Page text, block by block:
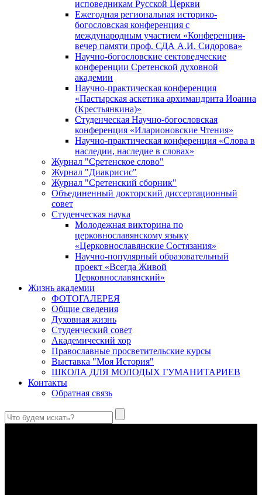
исповедникам Русской Церкви
Ежегодная региональная историко-
богословская конференция с
международным участием «Конференция-
вечер памяти проф. СДА А.И. Сидорова»
Научно-богословские сектоведческие
конференции Сретенской духовной
академии
Научно-практическая конференция
«Пастырская аскетика архимандрита Иоанна
(Крестьянкина)»
Студенческая Научно-богословская
конференция «Иларионовские Чтения»
Научно-практическая конференция «Cлова в
наследии, наследие в словах»
Журнал "Сретенское слово"
Журнал "Диакрисис"
Журнал "Сретенский сборник"
Объединенный докторский диссертационный
совет
Студенческая наука
Молодежная викторина по
церковнославянскому языку
«Церковнославянские Состязания»
Научно-популярный образовательный
проект «Всегда Живой
Церковнославянский»
Жизнь академии
ФОТОГАЛЕРЕЯ
Общие сведения
Духовная жизнь
Студенческий совет
Академический хор
Православные просветительские курсы
Выставка "Моя История"
ШКОЛА ДЛЯ МОЛОДЫХ ГУМАНИТАРИЕВ
Контакты
Обратная связь